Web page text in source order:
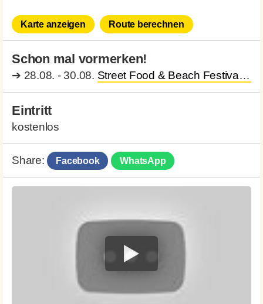
Karte anzeigen Route berechnen
Schon mal vormerken!
➔ 28.08. - 30.08. Street Food & Beach Festival
Eintritt
kostenlos
Share: Facebook WhatsApp